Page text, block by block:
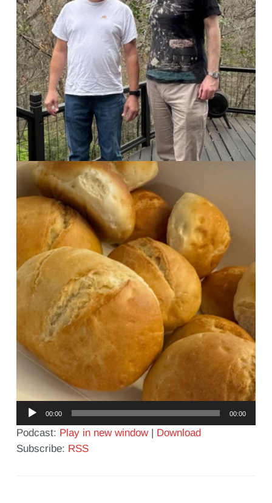
Audio-
Player
00:00 00:00
Podcast: Play in new window| Download
Subscribe: RSS